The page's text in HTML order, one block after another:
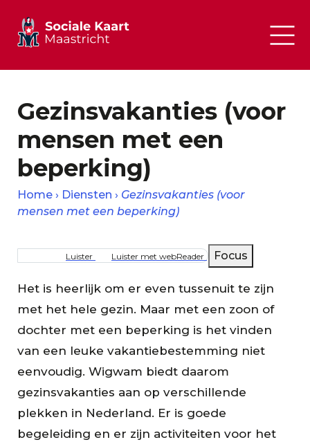
Gezinsvakanties (voor
mensen met een
beperking)
Home Diensten
Gezinsvakanties (voor
mensen met een beperking)
Luister Luister met webReader Focus
Het is heerlijk om er even tussenuit te zijn
met het hele gezin. Maar met een zoon of
dochter met een beperking is het vinden
van een leuke vakantiebestemming niet
eenvoudig. Wigwam biedt daarom
gezinsvakanties aan op verschillende
plekken in Nederland. Er is goede
begeleiding en er zijn activiteiten voor het